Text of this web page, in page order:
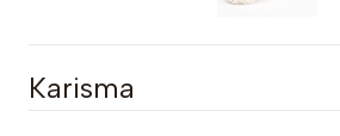
Karisma